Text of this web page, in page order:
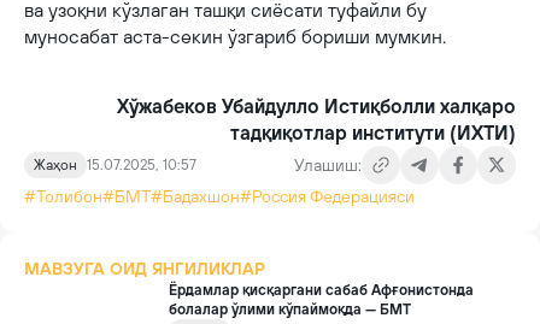
ва узоқни кўзлаган ташқи сиёсати туфайли бу
муносабат аста-секин ўзгариб бориши мумкин.
Хўжабеков Убайдулло Истиқболли халқаро
тадқиқотлар институти (ИХТИ)
Жаҳон 15.07.2025, 10:57
Улашиш:
#Толибон#БМТ#Бадахшон#Россия Федерацияси
МАВЗУГА ОИД ЯНГИЛИКЛАР
Ёрдамлар қисқаргани сабаб Афғонистонда
болалар ўлими кўпаймоқда — БМТ